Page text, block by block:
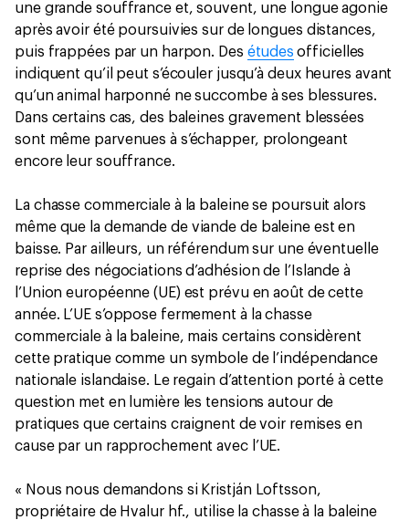
une grande souffrance et, souvent, une longue agonie
après avoir été poursuivies sur de longues distances,
puis frappées par un harpon. Des études officielles
indiquent qu’il peut s’écouler jusqu’à deux heures avant
qu’un animal harponné ne succombe à ses blessures.
Dans certains cas, des baleines gravement blessées
sont même parvenues à s’échapper, prolongeant
encore leur souffrance.
La chasse commerciale à la baleine se poursuit alors
même que la demande de viande de baleine est en
baisse. Par ailleurs, un référendum sur une éventuelle
reprise des négociations d’adhésion de l’Islande à
l’Union européenne (UE) est prévu en août de cette
année. L’UE s’oppose fermement à la chasse
commerciale à la baleine, mais certains considèrent
cette pratique comme un symbole de l’indépendance
nationale islandaise. Le regain d’attention porté à cette
question met en lumière les tensions autour de
pratiques que certains craignent de voir remises en
cause par un rapprochement avec l’UE.
« Nous nous demandons si Kristján Loftsson,
propriétaire de Hvalur hf., utilise la chasse à la baleine